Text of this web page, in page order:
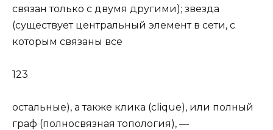
связан только с двумя другими); звезда
(существует центральный элемент в сети, с
которым связаны все
123
остальные), а также клика (clique), или полный
граф (полносвязная топология), —